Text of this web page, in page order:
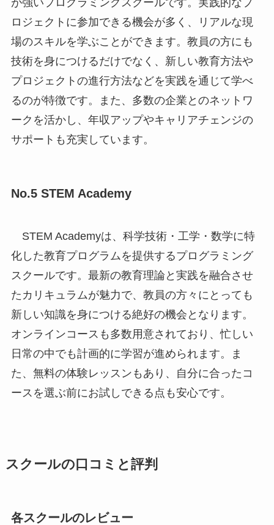
が強いプログラミングスクールです。実践的なプ
ロジェクトに参加できる機会が多く、リアルな現
場のスキルを学ぶことができます。教員の方にも
技術を身につけるだけでなく、新しい教育方法や
プロジェクトの進行方法などを実践を通じて学べ
るのが特徴です。また、多数の企業とのネットワ
ークを活かし、年収アップやキャリアチェンジの
サポートも充実しています。
No.5 STEM Academy
STEM Academyは、科学技術・工学・数学に特
化した教育プログラムを提供するプログラミング
スクールです。最新の教育理論と実践を融合させ
たカリキュラムが魅力で、教員の方々にとっても
新しい知識を身につける絶好の機会となります。
オンラインコースも多数用意されており、忙しい
日常の中でも計画的に学習が進められます。ま
た、無料の体験レッスンもあり、自分に合ったコ
ースを選ぶ前にお試しできる点も安心です。
スクールの口コミと評判
各スクールのレビュー